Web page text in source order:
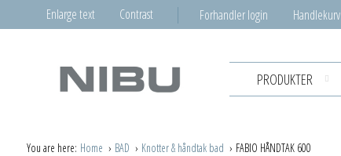
Enlarge text Contrast Forhandler login Handlekurv
PRODUKTER
You are here: Home BAD Knotter & håndtak bad FABIO HÅNDTAK 600